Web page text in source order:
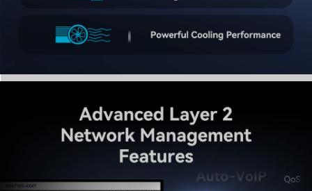
van wijzigingen moet u op de knop „Save” klikken
onder System Manage om te garanderen dat de
firmware-upgrade.